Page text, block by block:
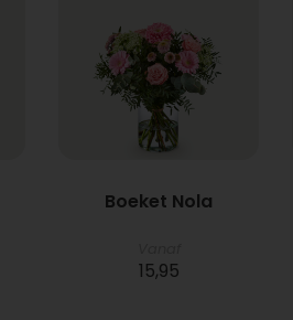
Boeket Nola
15,95